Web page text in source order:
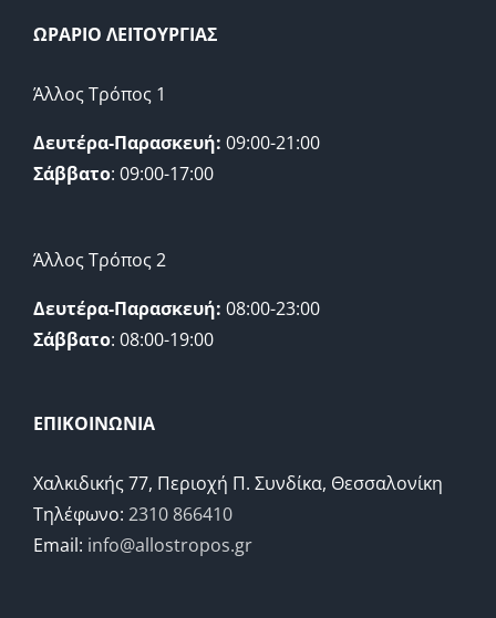
ΩΡΑΡΙΟ ΛΕΙΤΟΥΡΓΙΑΣ
Άλλος Τρόπος 1
Δευτέρα-Παρασκευή: 09:00-21:00
Σάββατο: 09:00-17:00
Άλλος Τρόπος 2
Δευτέρα-Παρασκευή: 08:00-23:00
Σάββατο: 08:00-19:00
ΕΠΙΚΟΙΝΩΝΙΑ
Χαλκιδικής 77, Περιοχή Π. Συνδίκα, Θεσσαλονίκη
Τηλέφωνο: 2310 866410
Email: info@allostropos.gr